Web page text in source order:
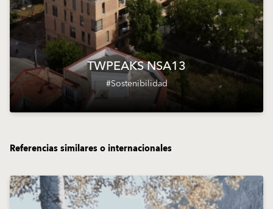
TWPEAKS NSA13
#Sostenibilidad
Referencias similares o internacionales